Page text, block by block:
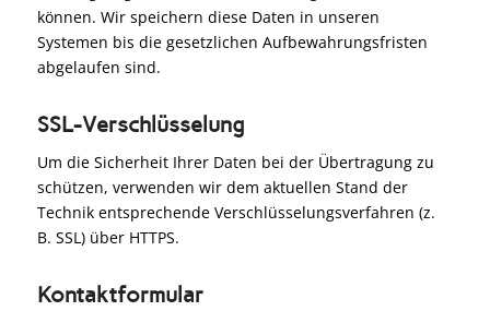
können. Wir speichern diese Daten in unseren
Systemen bis die gesetzlichen Aufbewahrungsfristen
abgelaufen sind.
SSL-Verschlüsselung
Um die Sicherheit Ihrer Daten bei der Übertragung zu
schützen, verwenden wir dem aktuellen Stand der
Technik entsprechende Verschlüsselungsverfahren (z.
B. SSL) über HTTPS.
Kontaktformular